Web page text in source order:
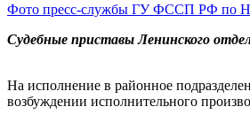
Фото пресс-службы ГУ ФССП РФ по
Судебные приставы Ленинского
На исполнение в районное
возбуждении исполнительного